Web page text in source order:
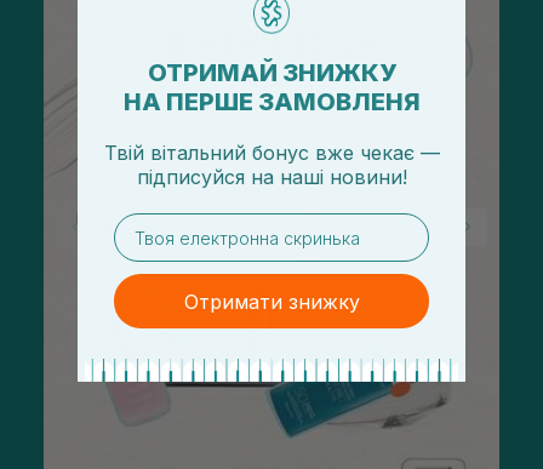
ОТРИМАЙ ЗНИЖКУ
НА ПЕРШЕ ЗАМОВЛЕНЯ
Твій вітальний бонус вже чекає —
підписуйся на наші новини!
email
Отримати знижку